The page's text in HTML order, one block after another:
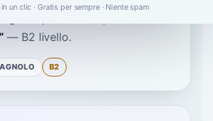
— B2 livello.
B2
un clic · Gratis per sempre · Niente spam